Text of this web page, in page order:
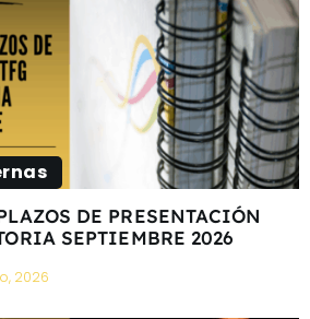
DE PRESENTACIÓN
SEPTIEMBRE 2026
2026